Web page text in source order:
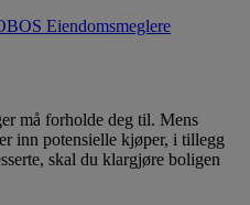
Eiendomsmeglere
må forholde deg til. Mens
inn potensielle kjøper, i tillegg
skal du klargjøre boligen